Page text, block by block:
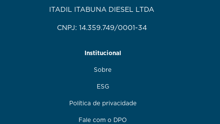
ITADIL ITABUNA DIESEL LTDA
CNPJ: 14.359.749/0001-34
Institucional
Sobre
ESG
Política de privacidade
Fale com o DPO